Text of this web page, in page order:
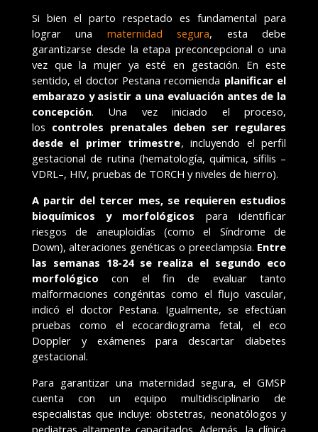
Si bien el parto respetado es fundamental para
lograr una maternidad segura, esta debe
garantizarse desde la etapa preconcepcional o una
vez que la mujer ya esté en gestación. En este
sentido, el doctor Pestana recomienda planificar el
embarazo y asistir a una evaluación antes de la
concepción. Una vez iniciado el proceso,
los controles prenatales deben ser regulares
desde el primer trimestre, incluyendo el perfil
gestacional de rutina (hematología, química, sífilis –
VDRL–, HIV, pruebas de TORCH y niveles de hierro).
A partir del tercer mes, se requieren estudios
bioquímicos y morfológicos para identificar
riesgos de aneuploidías (como el Síndrome de
Down), alteraciones genéticas o preeclampsia. Entre
las semanas 18-24 se realiza el segundo eco
morfológico con el fin de evaluar tanto
malformaciones congénitas como el flujo vascular,
indicó el doctor Pestana. Igualmente, se efectúan
pruebas como el ecocardiograma fetal, el eco
Doppler y exámenes para descartar diabetes
gestacional.
Para garantizar una maternidad segura, el GMSP
cuenta con un equipo multidisciplinario de
especialistas que incluye: obstetras, neonatólogos y
pediatras altamente capacitados. Además, la clínica